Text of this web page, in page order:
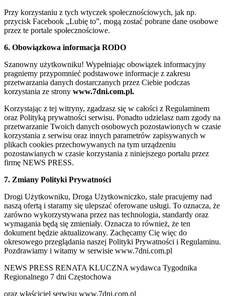
Przy korzystaniu z tych wtyczek społecznościowych, jak np.
przycisk Facebook „Lubię to”, mogą zostać pobrane dane osobowe
przez te portale społecznościowe.
6. Obowiązkowa informacja RODO
Szanowny użytkowniku! Wypełniając obowiązek informacyjny
pragniemy przypomnieć podstawowe informacje z zakresu
przetwarzania danych dostarczanych przez Ciebie podczas
korzystania ze strony www.7dni.com.pl.
Korzystając z tej witryny, zgadzasz się w całości z Regulaminem
oraz Polityką prywatności serwisu. Ponadto udzielasz nam zgody na
przetwarzanie Twoich danych osobowych pozostawionych w czasie
korzystania z serwisu oraz innych parametrów zapisywanych w
plikach cookies przechowywanych na tym urządzeniu
pozostawianych w czasie korzystania z niniejszego portalu przez
firmę NEWS PRESS.
7. Zmiany Polityki Prywatności
Drogi Użytkowniku, Droga Użytkowniczko, stale pracujemy nad
naszą ofertą i staramy się ulepszać oferowane usługi. To oznacza, że
zarówno wykorzystywana przez nas technologia, standardy oraz
wymagania będą się zmieniały. Oznacza to również, że ten
dokument będzie aktualizowany. Zachęcamy Cię więc do
okresowego przeglądania naszej Polityki Prywatności i Regulaminu.
Pozdrawiamy i witamy w serwisie www.7dni.com.pl
NEWS PRESS RENATA KLUCZNA wydawca Tygodnika
Regionalnego 7 dni Częstochowa
oraz właściciel serwisu www.7dni.com.pl